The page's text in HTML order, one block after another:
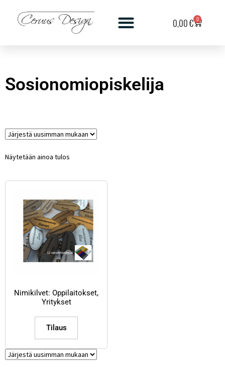
0,00€ 0
Sosionomiopiskelija
Näytetään ainoa tulos
Nimikilvet: Oppilaitokset,
Yritykset
Tilaus